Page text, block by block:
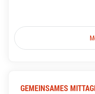
GEMEINSAMES